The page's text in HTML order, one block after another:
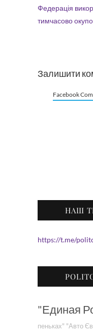
Федерація
тимчасово
Залишити
Facebook
НАШ
https://t.me/
"Единая
пеньках" "Авто